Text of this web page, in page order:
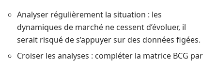
Analyser régulièrement la situation : les
dynamiques de marché ne cessent d’évoluer, il
serait risqué de s’appuyer sur des données figées.
Croiser les analyses : compléter la matrice BCG par